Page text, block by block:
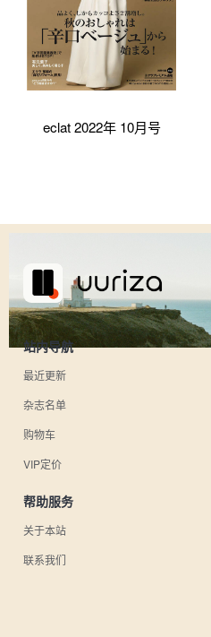
eclat 2022年 10月号
站内导航
最近更新
杂志名单
购物车
VIP定价
帮助服务
关于本站
联系我们